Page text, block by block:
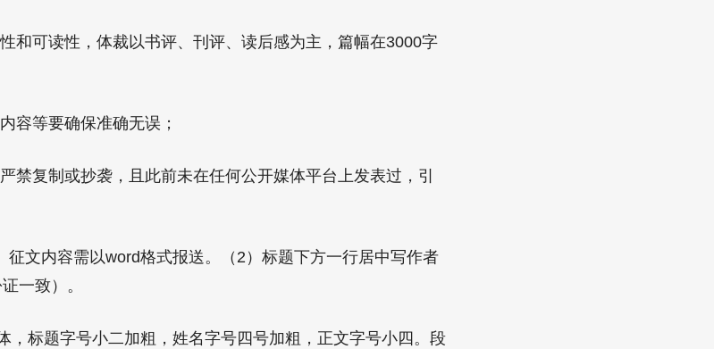
可读性，体裁以书评、刊评、读后感为主，篇幅在3000字
等要确保准确无误；
复制或抄袭，且此前未在任何公开媒体平台上发表过，引
文内容需以word格式报送。（2）标题下方一行居中写作者
一致）。
标题字号小二加粗，姓名字号四号加粗，正文字号小四。段